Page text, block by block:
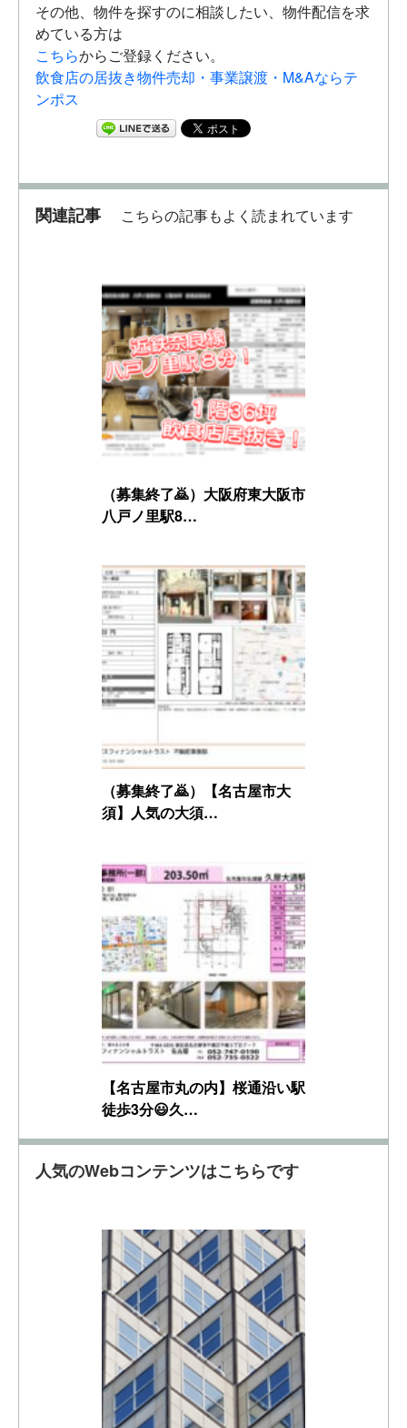
その他、物件を探すのに相談したい、物件配信を求
めている方は
こちらからご登録ください。
飲食店の居抜き物件売却・事業譲渡・M&Aならテ
ンポス
関連記事 こちらの記事もよく読まれています
（募集終了🙇）大阪府東大阪市
八戸ノ里駅8…
（募集終了🙇）【名古屋市大
須】人気の大須…
【名古屋市丸の内】桜通沿い駅
徒歩3分😃久…
人気のWebコンテンツはこちらです